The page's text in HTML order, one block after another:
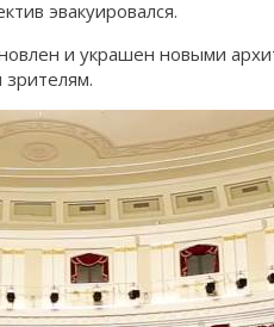
эвакуировался.
и украшен новыми